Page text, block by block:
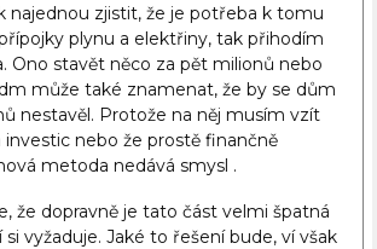
najednou zjistit, že je potřeba k tomu
plynu a elektřiny, tak přihodím
Ono stavět něco za pět milionů nebo
může také znamenat, že by se dům
nestavěl. Protože na něj musím vzít
investic nebo že prostě finančně
metoda nedává smysl .
že dopravně je tato část velmi špatná
si vyžaduje. Jaké to řešení bude, ví však